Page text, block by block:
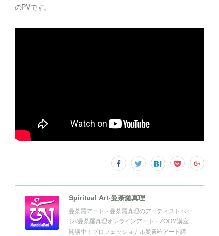
のPVです。
Spiritual Art-曼荼羅真理
曼荼羅アート・曼荼羅真理のアーティストペー
ジ//曼荼羅真理オンラインアート・ZOOM講座
開講中！プロフェッショナル曼荼羅アート講